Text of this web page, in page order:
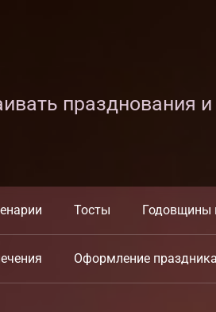
празднования и
Тосты Годовщины
Оформление праздника